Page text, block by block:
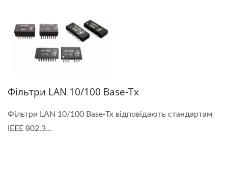
Фільтри LAN 10/100 Base-Tx
Фільтри LAN 10/100 Base-Tx відповідають стандартам
IEEE 802.3...